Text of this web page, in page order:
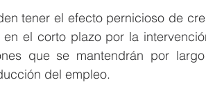
tener el efecto pernicioso de
el corto plazo por la
que se mantendrán por
del empleo.